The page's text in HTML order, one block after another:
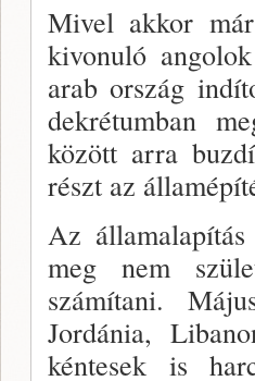
Mivel akkor
kivonuló
arab ország
dekrétumban
között arra
részt az
Az
meg nem
számítani.
Jordánia,
kéntesek is